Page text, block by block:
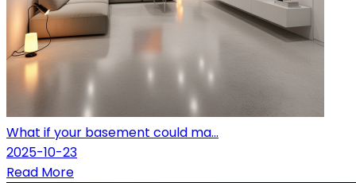
What if your basement could ma...
2025-10-23
Read More